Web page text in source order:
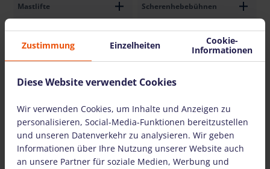
Mastlifte Scherenhebebühnen
Zustimmung Einzelheiten
Cookie-
Informationen
Diese Website verwendet Cookies
Wir verwenden Cookies, um Inhalte und Anzeigen zu
personalisieren, Social-Media-Funktionen bereitzustellen
und unseren Datenverkehr zu analysieren. Wir geben
Informationen über Ihre Nutzung unserer Website auch
an unsere Partner für soziale Medien, Werbung und